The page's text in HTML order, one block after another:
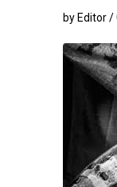
by Editor